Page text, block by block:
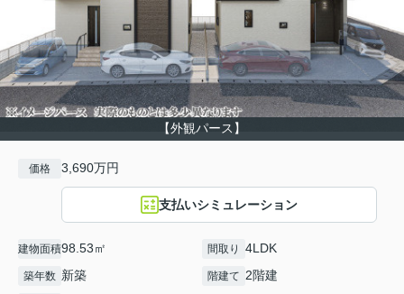
【外観パース】
価格 3,690万円
支払いシミュレーション
建物面積98.53㎡ 間取り 4LDK
築年数 新築 階建て 2階建